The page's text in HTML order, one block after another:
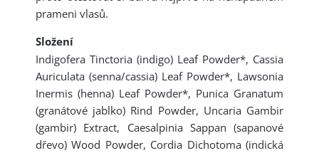
prameni vlasů.
Složení
Indigofera Tinctoria (indigo) Leaf Powder*, Cassia
Auriculata (senna/cassia) Leaf Powder*, Lawsonia
Inermis (henna) Leaf Powder*, Punica Granatum
(granátové jablko) Rind Powder, Uncaria Gambir
(gambir) Extract, Caesalpinia Sappan (sapanové
dřevo) Wood Powder, Cordia Dichotoma (indická